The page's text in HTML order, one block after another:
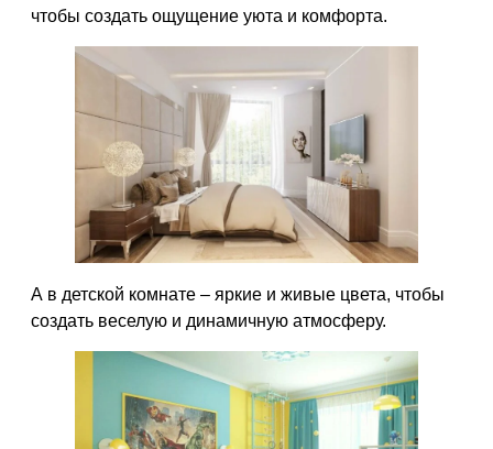
чтобы создать ощущение уюта и комфорта.
А в детской комнате – яркие и живые цвета, чтобы
создать веселую и динамичную атмосферу.